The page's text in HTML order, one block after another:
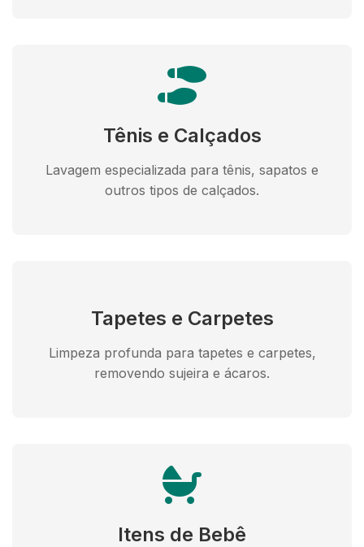
Tênis e Calçados
Lavagem especializada para tênis, sapatos e
outros tipos de calçados.
Tapetes e Carpetes
Limpeza profunda para tapetes e carpetes,
removendo sujeira e ácaros.
Itens de Bebê